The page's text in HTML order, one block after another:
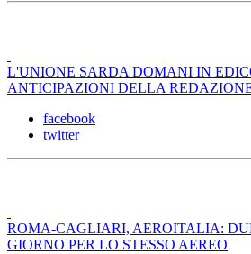
L'UNIONE SARDA DOMANI IN
ANTICIPAZIONI DELLA
facebook
twitter
ROMA-CAGLIARI, AEROITALIA:
GIORNO PER LO STESSO AEREO